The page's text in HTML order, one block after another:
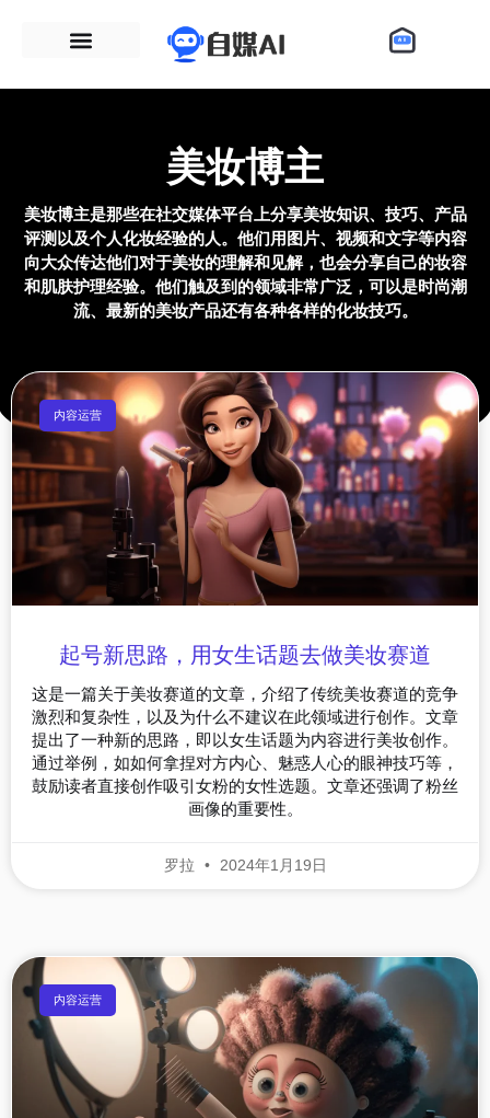
美妆博主
美妆博主是那些在社交媒体平台上分享美妆知识、技巧、产品
评测以及个人化妆经验的人。他们用图片、视频和文字等内容
向大众传达他们对于美妆的理解和见解，也会分享自己的妆容
和肌肤护理经验。他们触及到的领域非常广泛，可以是时尚潮
流、最新的美妆产品还有各种各样的化妆技巧。
内容运营
起号新思路，用女生话题去做美妆赛道
这是一篇关于美妆赛道的文章，介绍了传统美妆赛道的竞争
激烈和复杂性，以及为什么不建议在此领域进行创作。文章
提出了一种新的思路，即以女生话题为内容进行美妆创作。
通过举例，如如何拿捏对方内心、魅惑人心的眼神技巧等，
鼓励读者直接创作吸引女粉的女性选题。文章还强调了粉丝
画像的重要性。
罗拉 2024年1月19日
内容运营